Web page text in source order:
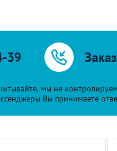
39
мы не
Вы принимаете